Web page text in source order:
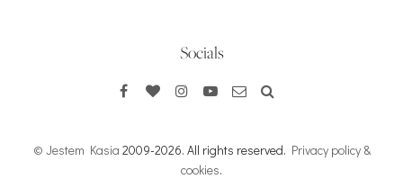
Socials
© Jestem Kasia 2009-2026. All rights reserved. Privacy policy &
cookies.